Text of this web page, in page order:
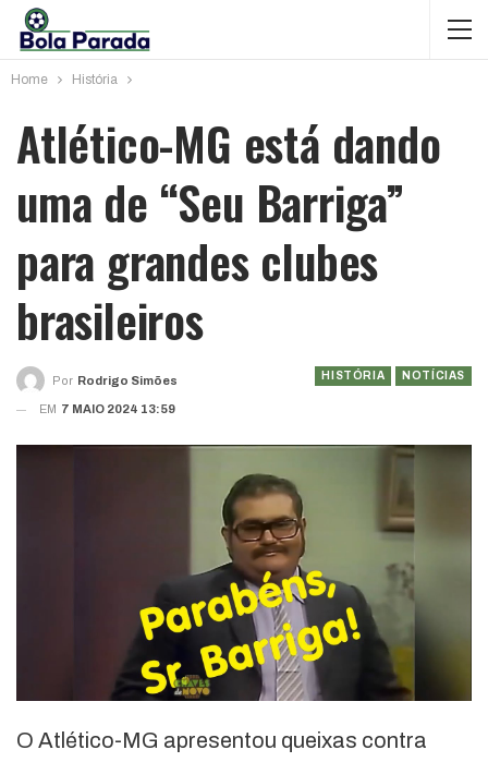
Home História
Atlético-MG está dando
uma de “Seu Barriga”
para grandes clubes
brasileiros
HISTÓRIA NOTÍCIAS
Por Rodrigo Simões
EM 7 MAIO 2024 13:59
O Atlético-MG apresentou queixas contra